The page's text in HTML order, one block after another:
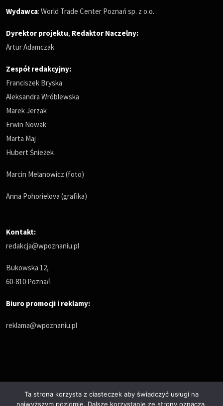
Wydawca: World Trade Center Poznań sp. z o.o.
Dyrektor projektu, Redaktor Naczelny:
Artur Adamczak
Zespół redakcyjny:
Franciszek Bryska
Aleksandra Wróblewska
Marek Jerzak
Erwin Nowak
Marta Maj
Hubert Śnieżek
Marcin Melanowicz (foto)
Anna Pohorielova (grafika)
Kontakt:
redakcja@wpoznaniu.pl
Bukowska 12,
60-810 Poznań
Biuro promocji i reklamy:
reklama@wpoznaniu.pl
Ta strona korzysta z ciasteczek aby świadczyć usługi na
najwyższym poziomie. Dalsze korzystanie ze strony oznacza,